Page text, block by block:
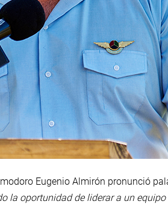
Eugenio Almirón pronunció
la oportunidad de liderar a un equipo